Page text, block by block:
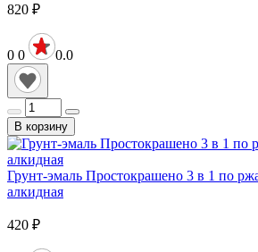
820 ₽
0 0 0.0
В корзину
Грунт-эмаль Простокрашено 3 в 1 по
алкидная
420 ₽